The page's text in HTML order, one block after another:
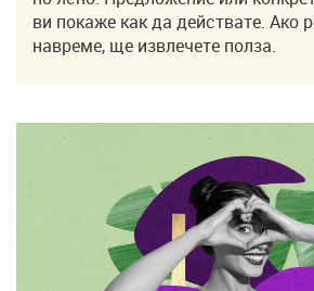
ви покаже как да действате. Ако
навреме, ще извлечете полза.